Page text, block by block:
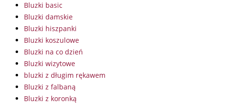
Bluzki basic
Bluzki damskie
Bluzki hiszpanki
Bluzki koszulowe
Bluzki na co dzień
Bluzki wizytowe
bluzki z długim rękawem
Bluzki z falbaną
Bluzki z koronką